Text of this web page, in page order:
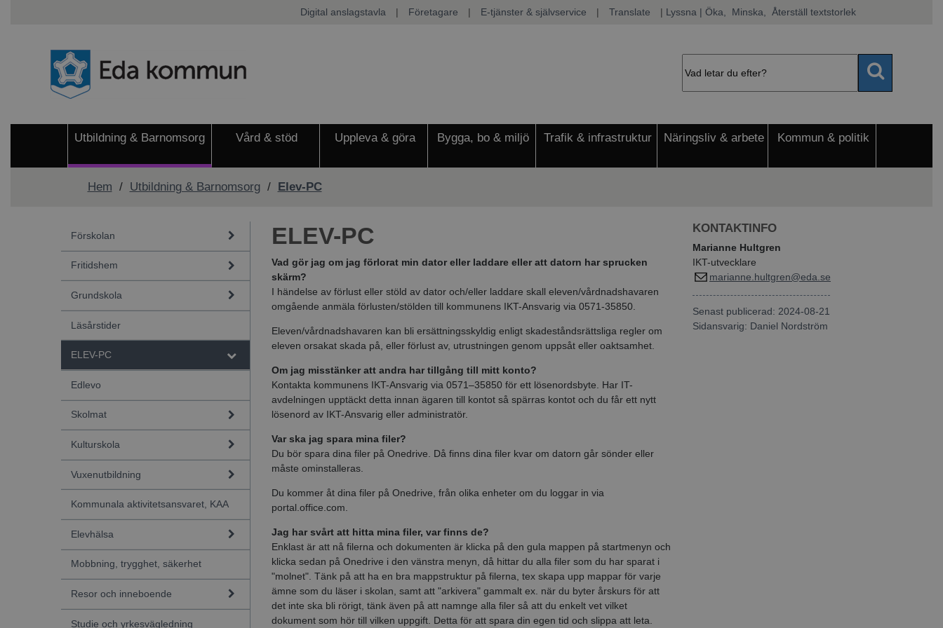
Digital anslagstavla | Företagare | E-tjänster & självservice | Translate | Lyssna | Öka, Minska, Återställ textstorlek
Utbildning & Barnomsorg Vård & stöd Uppleva & göra Bygga, bo & miljö Trafik & infrastruktur Näringsliv & arbete Kommun & politik
Hem / Utbildning & Barnomsorg / Elev-PC
Förskolan
Fritidshem
Grundskola
Läsårstider
ELEV-PC
Edlevo
Skolmat
Kulturskola
Vuxenutbildning
Kommunala aktivitetsansvaret, KAA
Elevhälsa
Mobbning, trygghet, säkerhet
Resor och inneboende
Studie och yrkesvägledning
ELEV-PC
Vad gör jag om jag förlorat min dator eller laddare eller att datorn har sprucken
skärm?
I händelse av förlust eller stöld av dator och/eller laddare skall eleven/vårdnadshavaren
omgående anmäla förlusten/stölden till kommunens IKT-Ansvarig via 0571-35850.
Eleven/vårdnadshavaren kan bli ersättningsskyldig enligt skadeståndsrättsliga regler om
eleven orsakat skada på, eller förlust av, utrustningen genom uppsåt eller oaktsamhet.
Om jag misstänker att andra har tillgång till mitt konto?
Kontakta kommunens IKT-Ansvarig via 0571–35850 för ett lösenordsbyte. Har IT-
avdelningen upptäckt detta innan ägaren till kontot så spärras kontot och du får ett nytt
lösenord av IKT-Ansvarig eller administratör.
Var ska jag spara mina filer?
Du bör spara dina filer på Onedrive. Då finns dina filer kvar om datorn går sönder eller
måste ominstalleras.
Du kommer åt dina filer på Onedrive, från olika enheter om du loggar in via
portal.office.com.
Jag har svårt att hitta mina filer, var finns de?
Enklast är att nå filerna och dokumenten är klicka på den gula mappen på startmenyn och
klicka sedan på Onedrive i den vänstra menyn, då hittar du alla filer som du har sparat i
"molnet". Tänk på att ha en bra mappstruktur på filerna, tex skapa upp mappar för varje
ämne som du läser i skolan, samt att "arkivera" gammalt ex. när du byter årskurs för att
det inte ska bli rörigt, tänk även på att namnge alla filer så att du enkelt vet vilket
dokument som hör till vilken uppgift. Detta för att spara din egen tid och slippa att leta.
KONTAKTINFO
Marianne Hultgren
IKT-utvecklare
marianne.hultgren@eda.se
Senast publicerad: 2024-08-21
Sidansvarig: Daniel Nordström